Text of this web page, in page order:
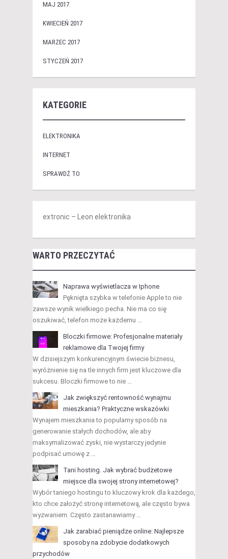
MAJ 2017
KWIECIEŃ 2017
MARZEC 2017
STYCZEŃ 2017
KATEGORIE
ELEKTRONIKA
INTERNET
SPRAWDŹ TO
extronic – Leon elektronika
WARTO PRZECZYTAĆ
Naprawa wyświetlacza w Iphone
Pęknięta szybka w telefonie Apple to nie
zawsze wynik wielkiego pecha. Nie ma co się
oszukiwać, telefon może każdemu …
Bloczki firmowe: Profesjonalne materiały
reklamowe dla Twojej firmy
W dzisiejszym konkurencyjnym świecie biznesu,
wyróżnienie się na tle innych firm jest kluczowe dla
sukcesu. Bloczki firmowe to nie …
Jak zwiększyć rentowność wynajmu
mieszkania? Praktyczne wskazówki
Wynajem mieszkania to popularny sposób na
generowanie stałych dochodów, ale aby
maksymalizować zyski, nie wystarczy jedynie
podpisać umowę z …
Tani hosting. Jak wybrać budżetowe
miejsce dla swojej strony internetowej?
Wybór taniego hostingu to kluczowy krok dla każdego,
kto chce założyć stronę internetową, ale często bywa
wyzwaniem. Często zastanawiamy …
Jak zarabiać pieniądze online: Najlepsze
sposoby na zdobycie dodatkowych
przychodów